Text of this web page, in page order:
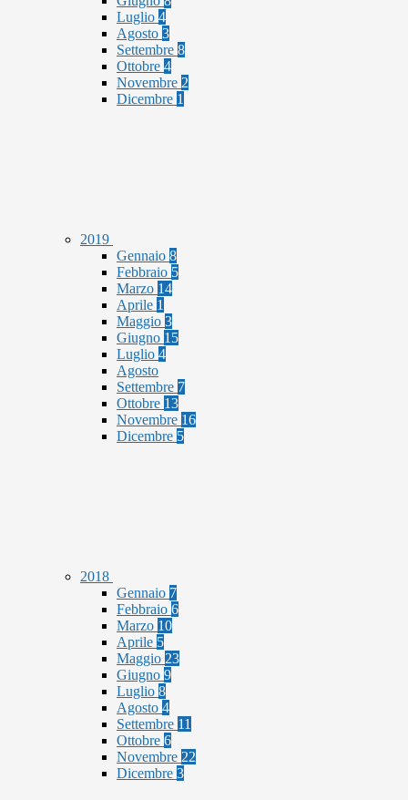
Luglio 4
Agosto 3
Settembre 8
Ottobre 4
Novembre 2
Dicembre 1
2019
Gennaio 8
Febbraio 5
Marzo 14
Aprile 1
Maggio 3
Giugno 15
Luglio 4
Agosto
Settembre 7
Ottobre 13
Novembre 16
Dicembre 5
2018
Gennaio 7
Febbraio 6
Marzo 10
Aprile 5
Maggio 23
Giugno 9
Luglio 8
Agosto 4
Settembre 11
Ottobre 6
Novembre 22
Dicembre 3